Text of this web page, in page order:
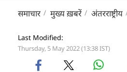
समाचार मुख्य ख़बरें अंतरराष्ट्रीय
Last Modified:
Thursday, 5 May 2022 (13:38 IST)